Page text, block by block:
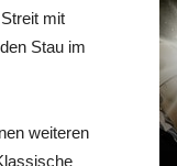
mit
Stau im
weiteren